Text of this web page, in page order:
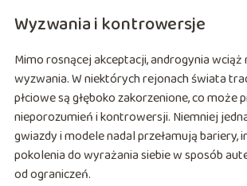
Wyzwania i kontrowersje
Mimo rosnącej akceptacji, androgynia wciąż
wyzwania. W niektórych rejonach świata
płciowe są głęboko zakorzenione, co może
nieporozumień i kontrowersji. Niemniej
gwiazdy i modele nadal przełamują bariery,
pokolenia do wyrażania siebie w sposób
od ograniczeń.